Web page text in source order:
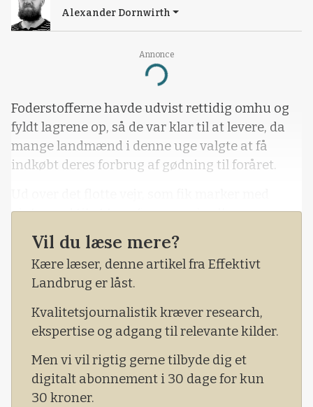
Annonce
Loading...
Alexander Dornwirth
Foderstofferne havde udvist rettidig omhu og
fyldt lagrene op, så de var klar til at levere, da
mange landmænd i denne uge valgte at få
indkøbt deres forbrug af gødning til foråret.
vintersæd til at tage farve, var jordbrugerne
motiveret af nyheden om, at Yara lukker to
fabrikker ned som konsekvens af de
galopperende gaspriser.
Vil du læse mere?
Kære læser, denne artikel fra Effektivt
Landbrug er låst.
Kvalitetsjournalistik kræver research,
ekspertise og adgang til relevante kilder.
Men vi vil rigtig gerne tilbyde dig et
digitalt abonnement i 30 dage for kun
30 kroner.